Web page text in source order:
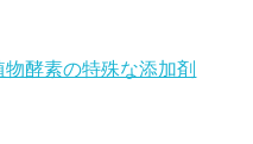
酵素の特殊な添加剤